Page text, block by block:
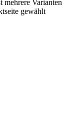
mehrere Varianten
gewählt